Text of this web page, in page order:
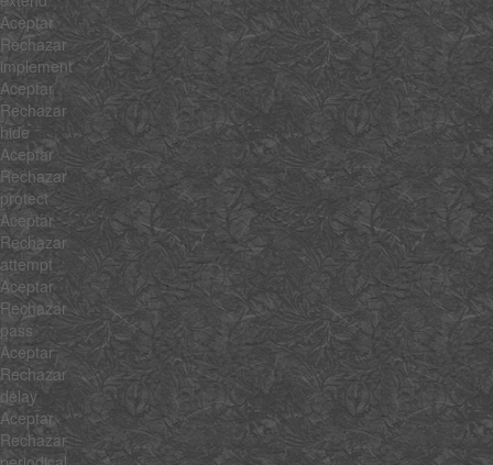
Aceptar
Rechazar
implement
Aceptar
Rechazar
hide
Aceptar
Rechazar
protect
Aceptar
Rechazar
attempt
Aceptar
Rechazar
pass
Aceptar
Rechazar
delay
Aceptar
Rechazar